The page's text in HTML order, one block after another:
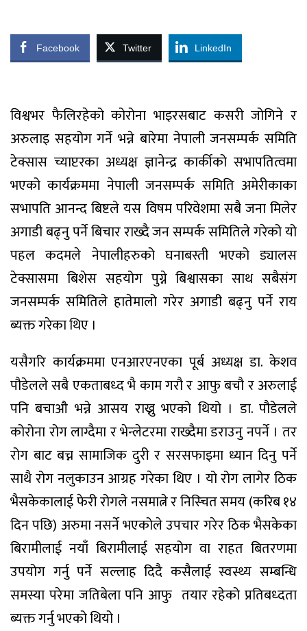
Facebook Twitter LinkedIn
विश्वभर फैलिरहेको कोरोना भाइरसबाट कसरी जोगिने र
अरुलाइ सहयोग गर्ने भन्ने बारेमा नेपाली जनसम्पर्क समिति
टेक्सास च्याप्टरका अध्यक्ष ज्ञानेन्द्र कार्कीको सभापतित्वमा
भएको कार्यक्रममा नेपाली जनसम्पर्क समिति अमेरीकाका
सभापति आनन्द बिष्टले यस विषम परिवेशमा सबै जना मिलेर
अगाडी बढ्नु पर्ने बिचार राख्दै जन सम्पर्क समितिले गरेको यो
पहल कदमले नेपालीहरुको घनाबस्ती भएको ड्यालस
टेक्सासमा बिशेस सहयोग पुग्ने बिश्वासका साथ सबैसंग
जनसम्पर्क समितिले हातेमालो गरेर अगाडी बढ्नु पर्ने राय
ब्यक्त गरेका थिए ।
यसैगरि कार्यक्रममा एनआरएनएका पूर्ब अध्यक्ष डा. केशव
पौडेलले सबै एकताबध्द भै काम गरौ र आफु बचौ र अरुलाई
पनि बचाऔ भन्ने आसय राख्नु भएको थियो । डा. पौडेलले
कोरोना रोग लाग्दैमा र भेन्लेटरमा राख्दैमा डराउनु नपर्ने । तर
रोग बाट बच्न सामाजिक दुरी र सरसफाइमा ध्यान दिनु पर्ने
साथै रोग नलुकाउन आग्रह गरेका थिए । यो रोग लागेर ठिक
भैसकेकालाई फेरी रोगले नसमात्ने र निस्चित समय (करिब १४
दिन पछि) अरुमा नसर्ने भएकोले उपचार गरेर ठिक भैसकेका
बिरामीलाई नयाँ बिरामीलाई सहयोग वा राहत बितरणमा
उपयोग गर्नु पर्ने सल्लाह दिदै कसैलाई स्वस्थ्य सम्बन्धि
समस्या परेमा जतिबेला पनि आफु तयार रहेको प्रतिबध्दता
ब्यक्त गर्नु भएको थियो ।